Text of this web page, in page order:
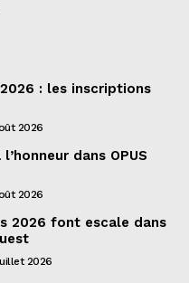
: les inscriptions
2026
dans OPUS
2026
2026 font escale dans
2026